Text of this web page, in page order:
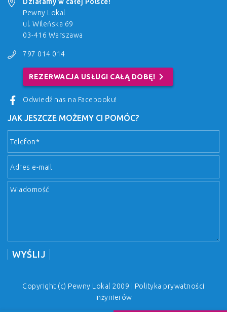
Działamy w całej Polsce!
Pewny Lokal
ul. Wileńska 69
03-416 Warszawa
797 014 014
REZERWACJA USŁUGI CAŁĄ DOBĘ! chevron_right
Odwiedź nas na Facebooku!
JAK JESZCZE MOŻEMY CI POMÓC?
Copyright (c) Pewny Lokal 2009 | Polityka prywatności
inżynierów